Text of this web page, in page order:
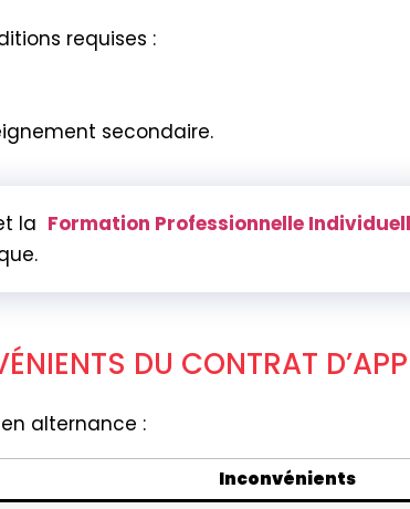
requises :
secondaire.
la Formation Professionnelle
DU CONTRAT
alternance :
Inconvénients